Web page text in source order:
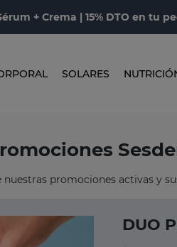
+ Crema | 15% DTO en tu
SOLARES
nuestras promociones activas y
DUO